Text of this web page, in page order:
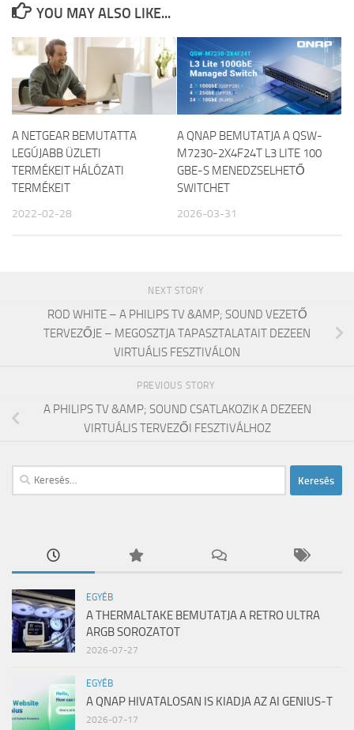
YOU MAY ALSO LIKE...
A NETGEAR BEMUTATTA
LEGÚJABB ÜZLETI
TERMÉKEIT HÁLÓZATI
TERMÉKEIT
2022-02-28
A QNAP BEMUTATJA A QSW-
M7230-2X4F24T L3 LITE 100
GBE-S MENEDZSELHETŐ
SWITCHET
2026-03-31
NEXT STORY
ROD WHITE – A PHILIPS TV &AMP; SOUND VEZETŐ
TERVEZŐJE – MEGOSZTJA TAPASZTALATAIT DEZEEN
VIRTUÁLIS FESZTIVÁLON
PREVIOUS STORY
A PHILIPS TV &AMP; SOUND CSATLAKOZIK A DEZEEN
VIRTUÁLIS TERVEZŐI FESZTIVÁLHOZ
Keresés:
EGYÉB
A THERMALTAKE BEMUTATJA A RETRO ULTRA
ARGB SOROZATOT
2026-07-27
EGYÉB
A QNAP HIVATALOSAN IS KIADJA AZ AI GENIUS-T
2026-07-17